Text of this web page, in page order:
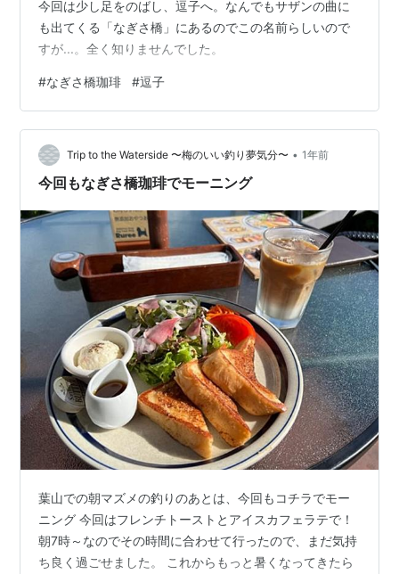
今回は少し足をのばし、逗子へ。なんでもサザンの曲に
も出てくる「なぎさ橋」にあるのでこの名前らしいので
すが...。全く知りませんでした。
#なぎさ橋珈琲 #逗子
Trip to the Waterside 〜梅のいい釣り夢気分〜 • 1年前
今回もなぎさ橋珈琲でモーニング
葉山での朝マズメの釣りのあとは、今回もコチラでモー
ニング 今回はフレンチトーストとアイスカフェラテで！
朝7時～なのでその時間に合わせて行ったので、まだ気持
ち良く過ごせました。 これからもっと暑くなってきたら